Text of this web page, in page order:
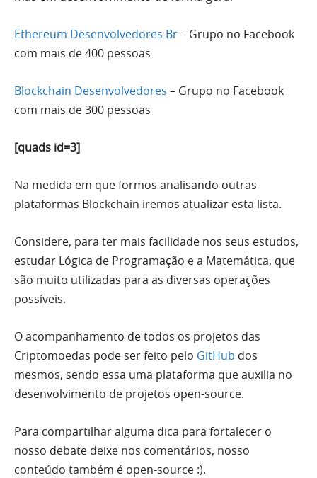
Ethereum Desenvolvedores Br– Grupo no Facebook
com mais de 400 pessoas
Blockchain Desenvolvedores – Grupo no Facebook
com mais de 300 pessoas
[quads id=3]
Na medida em que formos analisando outras
plataformas Blockchain iremos atualizar esta lista.
Considere, para ter mais facilidade nos seus estudos,
estudar Lógica de Programação e a Matemática, que
são muito utilizadas para as diversas operações
possíveis.
O acompanhamento de todos os projetos das
Criptomoedas pode ser feito pelo GitHub dos
mesmos, sendo essa uma plataforma que auxilia no
desenvolvimento de projetos open-source.
Para compartilhar alguma dica para fortalecer o
nosso debate deixe nos comentários, nosso
conteúdo também é open-source :).